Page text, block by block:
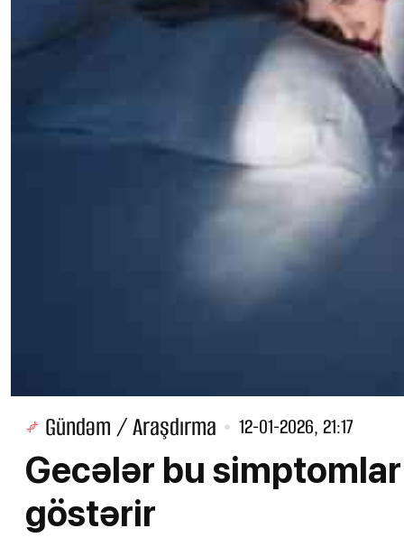
Gündəm / Araşdırma 12-01-2026, 21:17
Gecələr bu simptomlar
göstərir